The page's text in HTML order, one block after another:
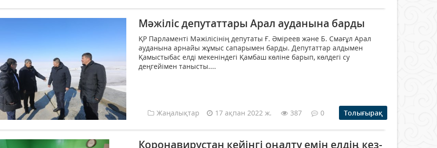
Мәжіліс депутаттары Арал ауданына барды
ҚР Парламенті Мәжілісінің депутаты Ғ. Әміреев және Б. Смағұл Арал
ауданына арнайы жұмыс сапарымен барды. Депутаттар алдымен
Қамыстыбас елді мекеніндегі Қамбаш көліне барып, көлдегі су
деңгейімен танысты....
Жаңалықтар 17 ақпан 2022 ж. 387 0 Толығырақ
Коронавирустан кейінгі оңалту емін елдің кез-